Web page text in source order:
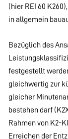
(hier REI 60
in allgemein
Bezüglich des
festgestellt
gleichwertig zur
gleicher
bestehen darf
Rahmen von K2-
Erreichen der